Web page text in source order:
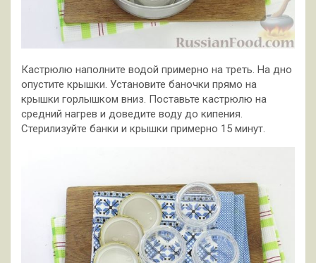
Кастрюлю наполните водой примерно на треть. На дно
опустите крышки. Установите баночки прямо на
крышки горлышком вниз. Поставьте кастрюлю на
средний нагрев и доведите воду до кипения.
Стерилизуйте банки и крышки примерно 15 минут.